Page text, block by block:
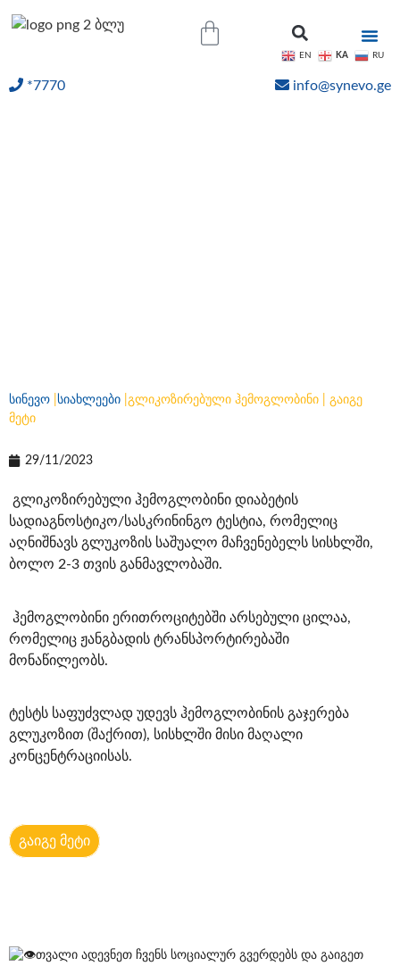
*7770 info@synevo.ge
სინევო სიახლეები გლიკოზირებული ჰემოგლობინი | გაიგე
მეტი
29/11/2023
გლიკოზირებული ჰემოგლობინი დიაბეტის
სადიაგნოსტიკო/სასკრინინგო ტესტია, რომელიც
აღნიშნავს გლუკოზის საშუალო მაჩვენებელს სისხლში,
ბოლო 2-3 თვის განმავლობაში.
ჰემოგლობინი ერითროციტებში არსებული ცილაა,
რომელიც ჟანგბადის ტრანსპორტირებაში
მონაწილეობს.
ტესტს საფუძვლად უდევს ჰემოგლობინის გაჯერება
გლუკოზით (შაქრით), სისხლში მისი მაღალი
კონცენტრაციისას.
გაიგე მეტი
თვალი ადევნეთ ჩვენს სოციალურ გვერდებს და გაიგეთ
EN KA RU